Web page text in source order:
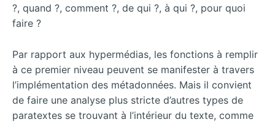
?, quand ?, comment ?, de qui ?, à qui ?, pour quoi
faire ?
Par rapport aux hypermédias, les fonctions à remplir
à ce premier niveau peuvent se manifester à travers
l’implémentation des métadonnées. Mais il convient
de faire une analyse plus stricte d’autres types de
paratextes se trouvant à l’intérieur du texte, comme